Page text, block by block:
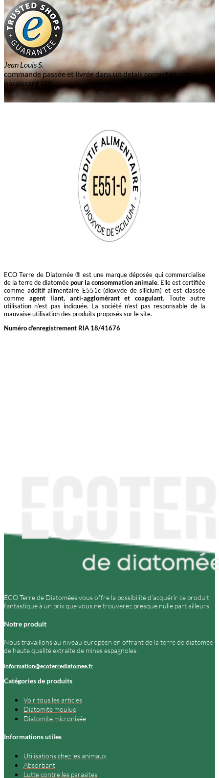
Jean Louis S.
commande passée et livrée dans un delais correct et prix
paraissant OK
ECO Terre de Diatomée ® est une marque déposée qui commercialise
de la terre de diatoméepour la consommation animale. Elle est certifiée
comme additif alimentaire E551c (dioxyde de silicium) et est classée
comme agent liant, anti-agglomérant et coagulant. Toute autre
utilisation n’est pas indiquée. La société n’est pas responsable de la
mauvaise utilisation des produits proposés sur le site.
Numéro d’enregistrement RIA 18/41676
ÉCO Terre de Diatomées vous offre la possibilité d’acquérir ce produit
fantastique à un prix que vous ne trouverez presque nulle part ailleurs.
Notre produit
Nous travaillons au niveau européen en offrant de la terre de diatomée
de haute qualité extraite de mines espagnoles.
information@ecoterrediatomee.fr
Catégories de produits
Voir tous les articles
Diatomite moulue
Diatomite micronisée
Informations utiles
Utilisations chez les animaux
Absorbant
Lutte contre les parasites